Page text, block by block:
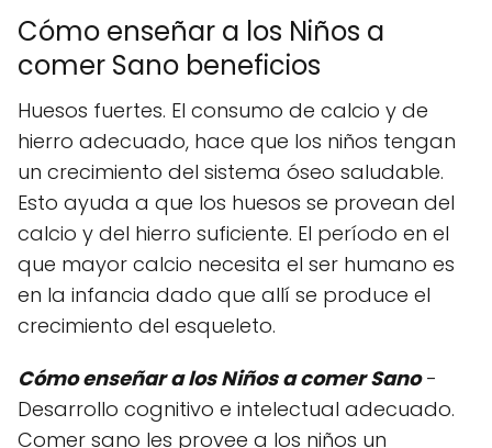
Cómo enseñar a los Niños a
comer Sano beneficios
Huesos fuertes. El consumo de calcio y de
hierro adecuado, hace que los niños tengan
un crecimiento del sistema óseo saludable.
Esto ayuda a que los huesos se provean del
calcio y del hierro suficiente. El período en el
que mayor calcio necesita el ser humano es
en la infancia dado que allí se produce el
crecimiento del esqueleto.
Cómo enseñar a los Niños a comer Sano-
Desarrollo cognitivo e intelectual adecuado.
Comer sano les provee a los niños un